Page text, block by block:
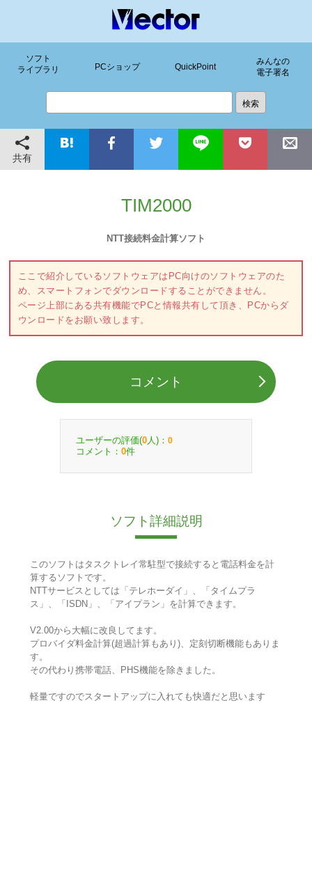
ソフト
ライブラリ
PCショップ QuickPoint
みんなの
電子署名
共有
TIM2000
NTT接続料金計算ソフト
ここで紹介しているソフトウェアはPC向けのソフトウェアのた
め、スマートフォンでダウンロードすることができません。
ページ上部にある共有機能でPCと情報共有して頂き、PCからダ
ウンロードをお願い致します。
コメント
ユーザーの評価(0 人)： 0
コメント： 0件
ソフト詳細説明
このソフトはタスクトレイ常駐型で接続すると電話料金を計
算するソフトです。
NTTサービスとしては「テレホーダイ」、「タイムプラ
ス」、「ISDN」、「アイプラン」を計算できます。
V2.00から大幅に改良してます。
プロバイダ料金計算(超過計算もあり)、定刻切断機能もありま
す。
その代わり携帯電話、PHS機能を除きました。
軽量ですのでスタートアップに入れても快適だと思います